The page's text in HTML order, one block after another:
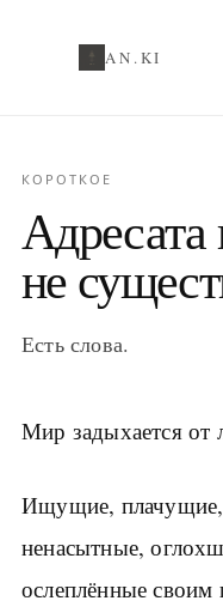
AN.KI
КОРОТКОЕ
Адресата
не
Есть слова.
Мир задыхается от
Ищущие,
ненасытные,
ослеплённые